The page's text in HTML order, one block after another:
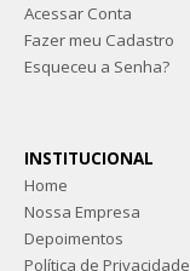
Acessar Conta
Fazer meu Cadastro
Esqueceu a Senha?
INSTITUCIONAL
Home
Nossa Empresa
Depoimentos
Política de Privacidade